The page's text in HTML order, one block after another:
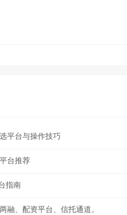
平台与操作技巧
台推荐
指南
融、配资平台、信托通道。